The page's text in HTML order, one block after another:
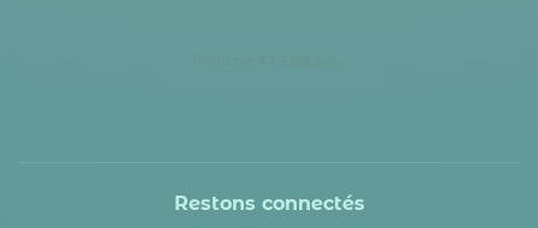
Restons connectés